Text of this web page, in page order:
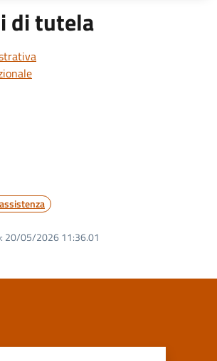
di tutela
20/05/2026 11:36.01